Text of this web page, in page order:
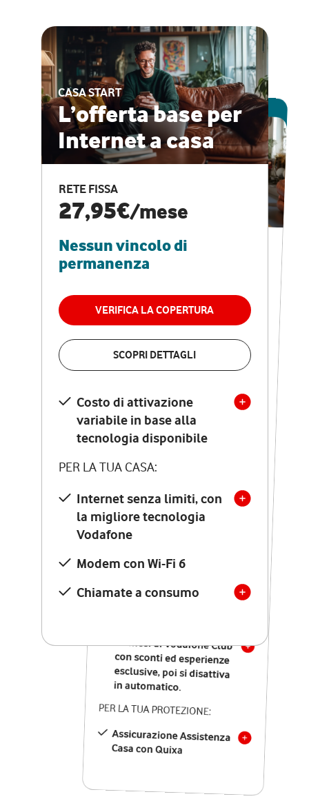
CASA START
L’offerta base per
Internet a casa
RETE FISSA
27,95€/mese
Nessun vincolo di
permanenza
VERIFICA LA COPERTURA
SCOPRI DETTAGLI
Costo di attivazione
variabile in base alla
tecnologia disponibile
PER LA TUA CASA:
Internet senza limiti, con
la migliore tecnologia
Vodafone
Modem con Wi-Fi 6
Chiamate a consumo
ESCLUSIVA ONLINE
CASA PRO
Internet veloce e
vantaggi speciali
RETE FISSA + VODAFONE CLUB
29,95€
permanenza
VERIFICA LA COPERTURA
Costo di attivazione
variabile in base alla
tecnologia disponibile
PER LA TUA CASA:
Internet senza limiti, con
la migliore tecnologia
Vodafone
Modem Seven con Wi-Fi 7
Chiamate illimitate verso
numeri fissi e mobili
nazionali
12 mesi di Vodafone Club
con sconti ed esperienze
esclusive, poi si disattiva
in automatico.
PER LA TUA PROTEZIONE:
Assicurazione Assistenza
Casa con Quixa